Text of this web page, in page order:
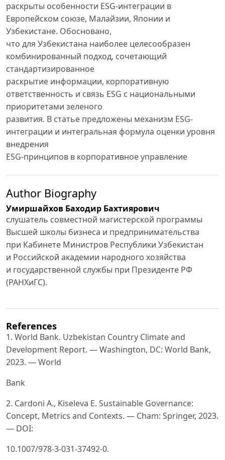
раскрыты особенности ESG-интеграции в
Европейском союзе, Малайзии, Японии и
Узбекистане. Обосновано,
что для Узбекистана наиболее целесообразен
комбинированный подход, сочетающий
стандартизированное
раскрытие информации, корпоративную
ответственность и связь ESG с национальными
приоритетами зеленого
развития. В статье предложены механизм ESG-
интеграции и интегральная формула оценки уровня
внедрения
ESG-принципов в корпоративное управление
Author Biography
Умиршайхов Баходир Бахтиярович
слушатель совместной магистерской программы
Высшей школы бизнеса и предпринимательства
при Кабинете Министров Республики Узбекистан
и Российской академии народного хозяйства
и государственной службы при Президенте РФ
(РАНХиГС).
References
1. World Bank. Uzbekistan Country Climate and
Development Report. — Washington, DC: World Bank,
2023. — World
Bank
2. Cardoni A., Kiseleva E. Sustainable Governance:
Concept, Metrics and Contexts. — Cham: Springer, 2023.
— DOI:
10.1007/978-3-031-37492-0.